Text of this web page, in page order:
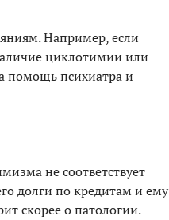
Например, если
циклотимии или
помощь психиатра и
не соответствует
долги по кредитам и ему
скорее о патологии.